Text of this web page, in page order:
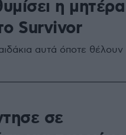
η μητέρα
Survivor
αυτά όποτε θέλουν
σε